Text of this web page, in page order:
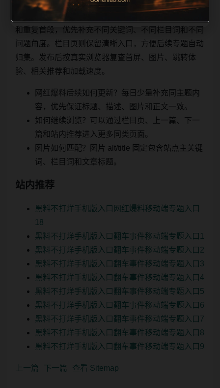
用户顺着栏目继续浏览。同站连续更新时避免重复标题
和重复首段，优先补充不同关键词、不同栏目词和不同
问题角度。栏目页则保留清晰入口，方便后续专题自动
归集。发布后按真实浏览器复查首屏、图片、跳转体
验、相关推荐和加载速度。
网红爆料后续如何更新？每日少量补充同主题内
容，优先保证标题、描述、图片和正文一致。
如何继续浏览？可以通过栏目页、上一篇、下一
篇和站内推荐进入更多同类页面。
图片如何匹配？图片 alt/title 固定包含站点主关键
词、栏目词和文章标题。
站内推荐
黑料不打烊手机版入口网红爆料移动端专题入口
18
黑料不打烊手机版入口翻车事件移动端专题入口1
黑料不打烊手机版入口翻车事件移动端专题入口2
黑料不打烊手机版入口翻车事件移动端专题入口3
黑料不打烊手机版入口翻车事件移动端专题入口4
黑料不打烊手机版入口翻车事件移动端专题入口5
黑料不打烊手机版入口翻车事件移动端专题入口6
黑料不打烊手机版入口翻车事件移动端专题入口7
黑料不打烊手机版入口翻车事件移动端专题入口8
黑料不打烊手机版入口翻车事件移动端专题入口9
上一篇 下一篇 查看 Sitemap